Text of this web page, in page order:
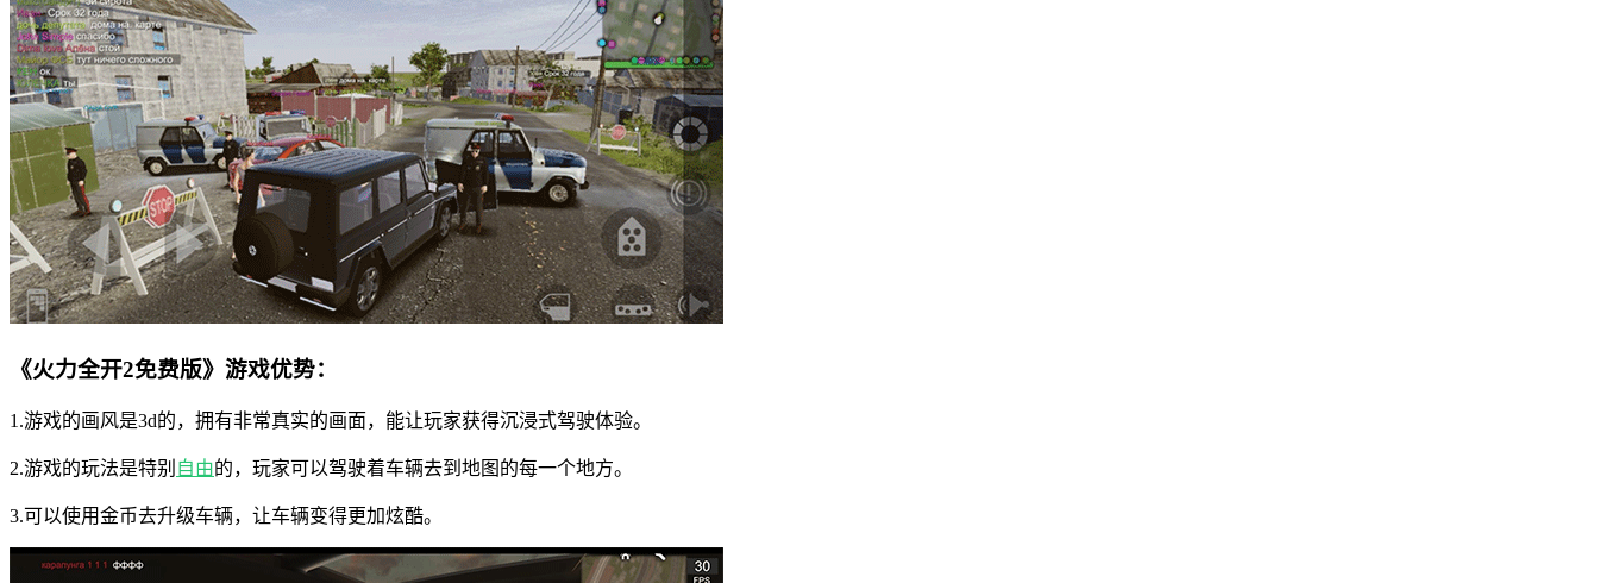
《火力全开2免费版》游戏优势：
1.游戏的画风是3d的，拥有非常真实的画面，能让玩家获得沉浸式驾驶体验。
2.游戏的玩法是特别 自由的，玩家可以驾驶着车辆去到地图的每一个地方。
3.可以使用金币去升级车辆，让车辆变得更加炫酷。